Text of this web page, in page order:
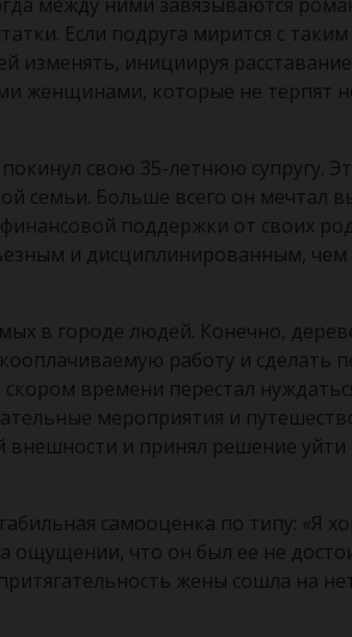
Если подруга мирится с
изменять, инициируя
женщинами, которые не терпят
свою 35-летнюю супругу.
семьи. Больше всего он мечтал
поддержки от своих
и дисциплинированным,
в городе людей. Конечно,
работу и сделать
времени перестал
мероприятия и
и принял решение уйти
самооценка по типу: «Я
ощущении, что он был ее не
жены сошла на